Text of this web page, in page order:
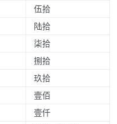
伍拾
陆拾
柒拾
捌拾
玖拾
壹佰
壹仟